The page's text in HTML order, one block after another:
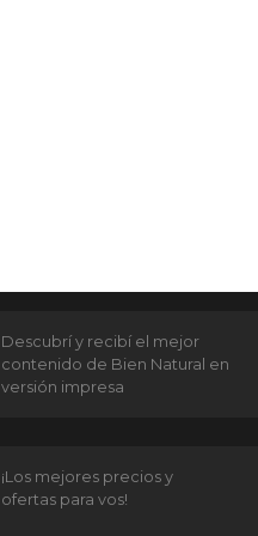
Descubrí y recibí el mejor
contenido de Bien Natural en
versión impresa
¡Los mejores precios y
ofertas para vos!